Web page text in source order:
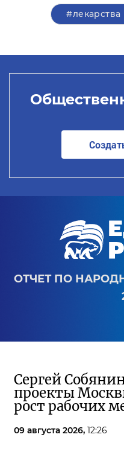
#лекарства
ОТЧЕТ ПО
Сергей
проекты
рост рабочих
09 августа 2026, 12:26